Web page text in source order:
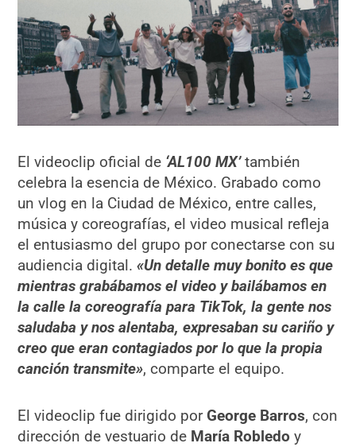
El videoclip oficial de ‘AL100 MX’también
celebra la esencia de México. Grabado como
un vlog en la Ciudad de México, entre calles,
música y coreografías, el video musical refleja
el entusiasmo del grupo por conectarse con su
audiencia digital.«Un detalle muy bonito es que
mientras grabábamos el video y bailábamos en
la calle la coreografía para TikTok, la gente nos
saludaba y nos alentaba, expresaban su cariño y
creo que eran contagiados por lo que la propia
canción transmite», comparte el equipo.
El videoclip fue dirigido por George Barros, con
dirección de vestuario de María Robledo y